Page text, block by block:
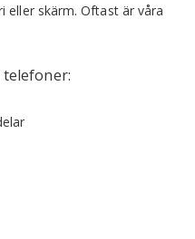
eller skärm. Oftast är våra